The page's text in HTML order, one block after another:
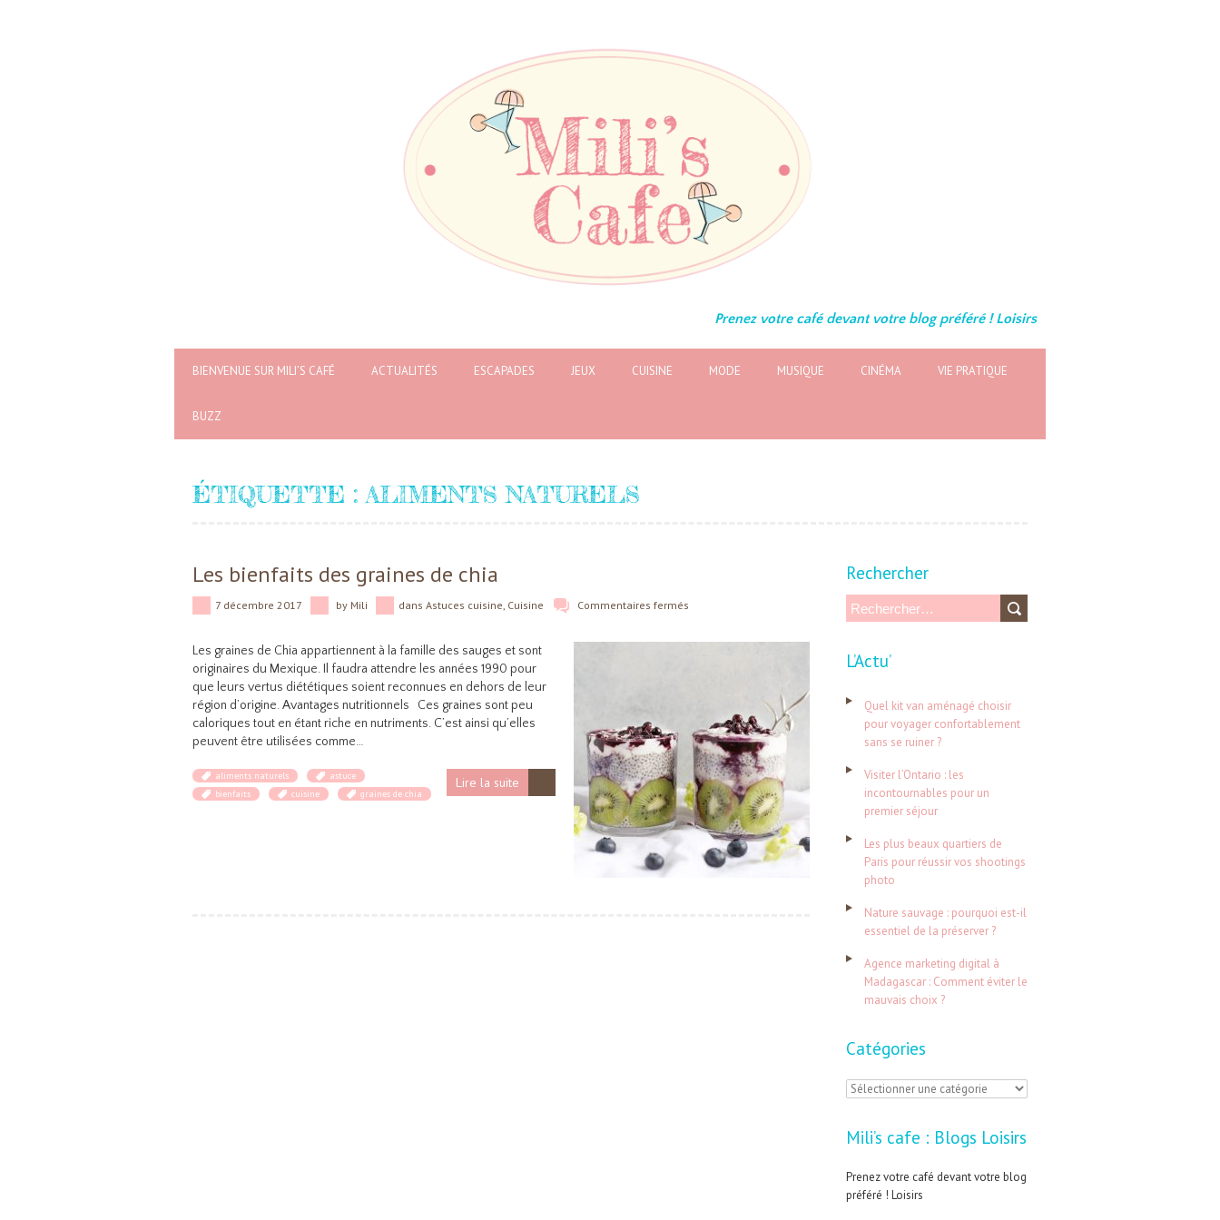
Prenez votre café devant votre blog préféré ! Loisirs
BIENVENUE SUR MILI’S CAFÉ ACTUALITÉS ESCAPADES JEUX CUISINE MODE MUSIQUE CINÉMA VIE PRATIQUE
BUZZ
ÉTIQUETTE :ALIMENTS NATURELS
Les bienfaits des graines de chia
7 décembre 2017 by Mili dans Astuces cuisine, Cuisine Commentaires fermés
Les graines de Chia appartiennent à la famille des sauges et sont
originaires du Mexique. Il faudra attendre les années 1990 pour
que leurs vertus diététiques soient reconnues en dehors de leur
région d’origine. Avantages nutritionnels Ces graines sont peu
caloriques tout en étant riche en nutriments. C’est ainsi qu’elles
peuvent être utilisées comme…
Lire la suite
aliments naturels
astuce
bienfaits
cuisine graines de chia
Rechercher
c
:
L’Actu’
Quel kit van aménagé choisir
pour voyager confortablement
sans se ruiner ?
Visiter l’Ontario : les
incontournables pour un
premier séjour
Les plus beaux quartiers de
Paris pour réussir vos shootings
photo
Nature sauvage : pourquoi est-il
essentiel de la préserver ?
Agence marketing digital à
Madagascar : Comment éviter le
mauvais choix ?
Catégories
C
t
é
g
Mili’s cafe : Blogs Loisirs
Prenez votre café devant votre blog
préféré ! Loisirs